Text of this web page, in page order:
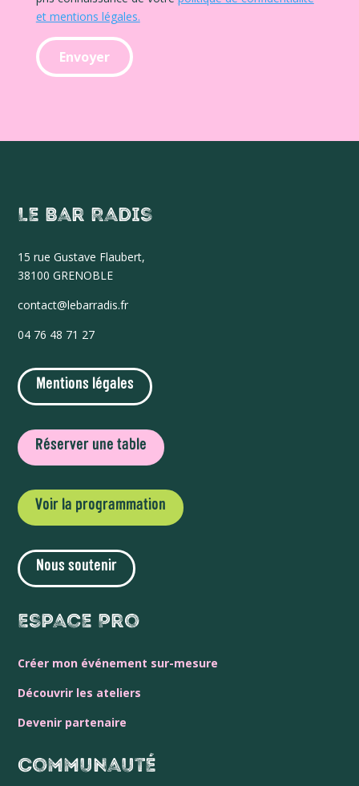
et mentions légales.
Le Bar Radis
15 rue Gustave Flaubert,
38100 GRENOBLE
contact@lebarradis.fr
04 76 48 71 27
Mentions légales
Réserver une table
Voir la programmation
Nous soutenir
Espace Pro
Créer mon événement sur-mesure
Découvrir les ateliers
Devenir partenaire
Communauté